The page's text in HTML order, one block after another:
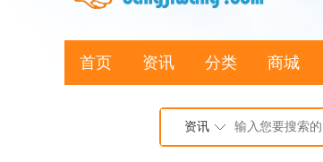
首页 资讯 分类 商城
资讯